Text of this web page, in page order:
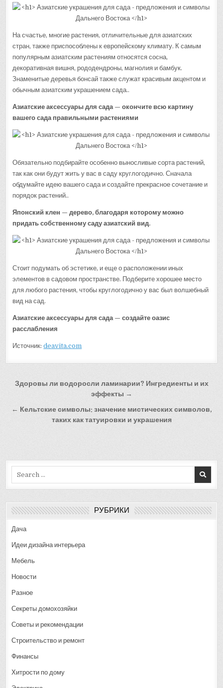
На счастье, многие растения, отличительные для азиатских
стран, также приспособлены к европейскому климату. К самым
популярным азиатским растениям относятся сосна,
декоративная вишня, рододендроны, магнолия и бамбук.
Знаменитые деревья бонсай также служат красивым акцентом и
обычным азиатским украшением сада..
Азиатские аксессуары для сада — окончите всю картину
вашего сада правильными растениями
Обязательно подбирайте особенно выносливые сорта растений,
так как они будут жить у вас в саду круглогодично. Сначала
обдумайте идею вашего сада и создайте прекрасное сочетание и
порядок растений..
Японский клен — дерево, благодаря которому можно
придать собственному саду азиатский вид.
Стоит подумать об эстетике, и еще о расположении иных
элементов в садовом пространстве. Подберите хорошее место
для любого растения, чтобы круглогодично у вас был волшебный
вид на сад.
Азиатские аксессуары для сада — создайте оазис
расслабления
Источник:deavita.com
Навигация
записям
Здоровы ли водоросли ламинарии? Ингредиенты и их
эффекты →
← Кельтские символы: значение мистических символов,
таких как татуировки и украшения
РУБРИКИ
Дача
Идеи дизайна интерьера
Мебель
Новости
Разное
Секреты домохозяйки
Советы и рекомендации
Строительство и ремонт
Финансы
Хитрости по дому